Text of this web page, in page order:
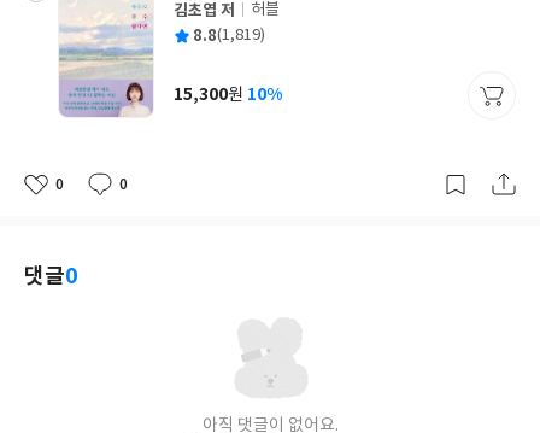
글
쓴
김초엽 저
출
사
허블
평 8.8(1,819)
가
15,300원 10%
좋
0
댓
0
작
댓글0
아직 댓글이 없어요.